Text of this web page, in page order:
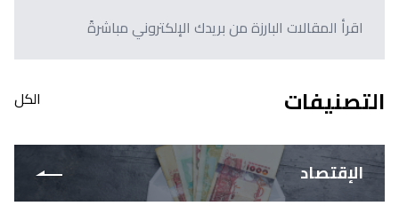
اقرأ المقالات البارزة من بريدك الإلكتروني مباشرةً
التصنيفات الكل
الإقتصاد